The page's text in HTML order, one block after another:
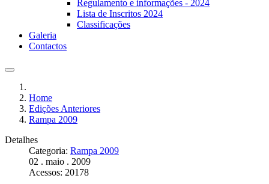
Regulamento e informações - 2024
Lista de Inscritos 2024
Classificações
Galeria
Contactos
Home
Edições Anteriores
Rampa 2009
Detalhes
Categoria: Rampa 2009
02 . maio . 2009
Acessos: 20178